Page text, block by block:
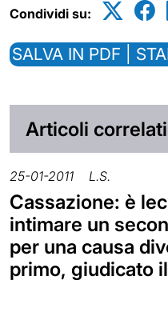
Condividi su:
SALVA IN PDF |
Articoli correlati
25-01-2011 L.S.
Cassazione: è
intimare un
per una causa
primo, giudicato